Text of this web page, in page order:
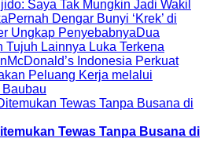
Saya Tak Mungkin Jadi Wakil
Pernah Dengar Bunyi ‘Krek’ di
Ungkap PenyebabnyaDua
Tujuh Lainnya Luka Terkena
McDonald’s Indonesia Perkuat
Peluang Kerja melalui
Tewas Tanpa Busana di